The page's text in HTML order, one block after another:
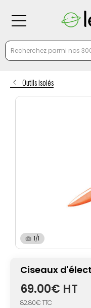
Outils isolés
1/1
Ciseaux
69.00€ HT
82.80€ TTC